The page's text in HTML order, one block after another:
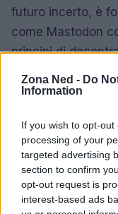
Zona Ned - Do
Information
If you wish to opt-
processing of your
targeted advertising
section to confirm
opt-out request is
interest-based ads
futuro incerto, è
come Mastodon
principi di